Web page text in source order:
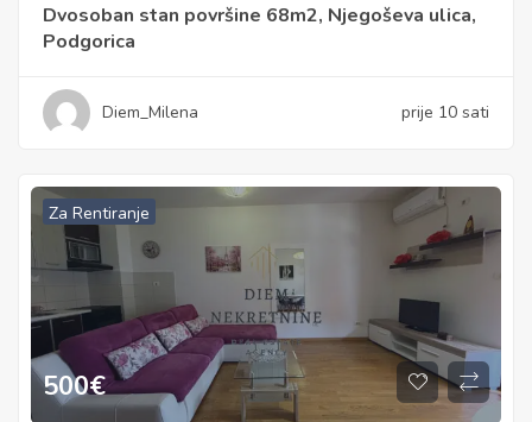
Dvosoban stan površine 68m2, Njegoševa ulica,
Podgorica
Diem_Milena prije 10 sati
Za Rentiranje
500€